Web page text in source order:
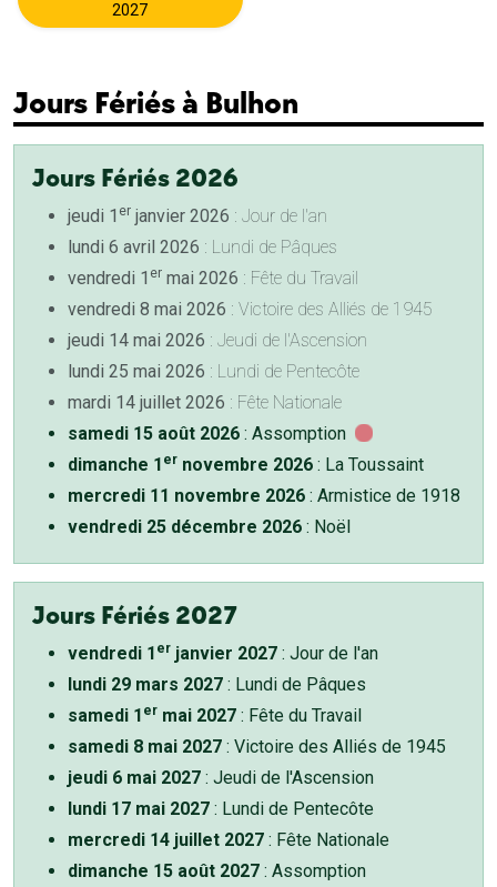
2027
Jours Fériés à Bulhon
Jours Fériés 2026
jeudi 1 er janvier 2026 : Jour de l'an
lundi 6 avril 2026 : Lundi de Pâques
vendredi 1 er mai 2026 : Fête du Travail
vendredi 8 mai 2026 : Victoire des Alliés de 1945
jeudi 14 mai 2026 : Jeudi de l'Ascension
lundi 25 mai 2026 : Lundi de Pentecôte
mardi 14 juillet 2026 : Fête Nationale
samedi 15 août 2026 : Assomption
dimanche 1 er novembre 2026 : La Toussaint
mercredi 11 novembre 2026 : Armistice de 1918
vendredi 25 décembre 2026 : Noël
Jours Fériés 2027
vendredi 1 er janvier 2027 : Jour de l'an
lundi 29 mars 2027 : Lundi de Pâques
samedi 1 er mai 2027 : Fête du Travail
samedi 8 mai 2027 : Victoire des Alliés de 1945
jeudi 6 mai 2027 : Jeudi de l'Ascension
lundi 17 mai 2027 : Lundi de Pentecôte
mercredi 14 juillet 2027 : Fête Nationale
dimanche 15 août 2027 : Assomption